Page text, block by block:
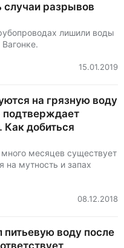
случаи разрывов
лишили воды
15.01.2019
на грязную воду
подтверждает
добиться
месяцев существует
на мутность и запах
08.12.2018
питьевую воду после